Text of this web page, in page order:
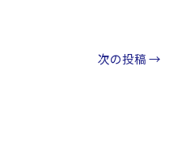
次の投稿→